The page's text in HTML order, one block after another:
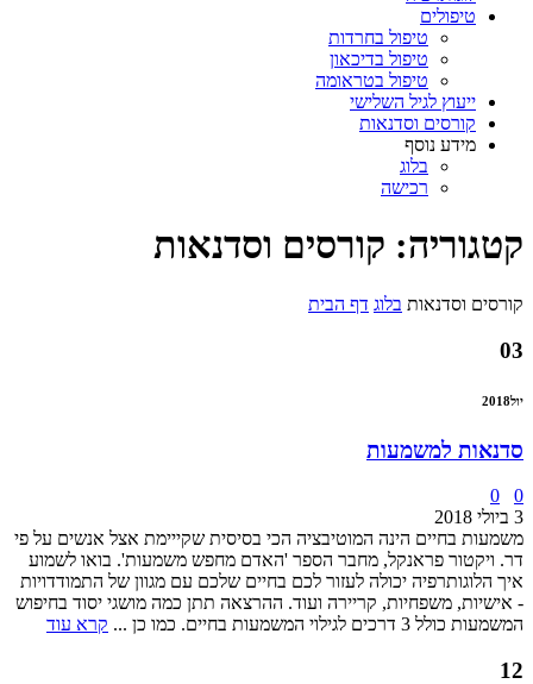
טיפולים
טיפול בחרדות
טיפול בדיכאון
טיפול בטראומה
ייעוץ לגיל השלישי
קורסים וסדנאות
מידע נוסף
בלוג
רכישה
קטגוריה: קורסים וסדנאות
קורסים וסדנאות בלוג דף הבית
03
יול2018
סדנאות למשמעות
0
0
3 ביולי 2018
משמעות בחיים הינה המוטיבציה הכי בסיסית שקייימת אצל אנשים על פי
דר. ויקטור פראנקל, מחבר הספר 'האדם מחפש משמעות'. בואו לשמוע
איך הלוגותרפיה יכולה לעזור לכם בחיים שלכם עם מגוון של התמודדויות
- אישיות, משפחיות, קריירה ועוד. ההרצאה תתן כמה מושגי יסוד בחיפוש
המשמעות כולל 3 דרכים לגילוי המשמעות בחיים. כמו כן ...
קרא עוד
12